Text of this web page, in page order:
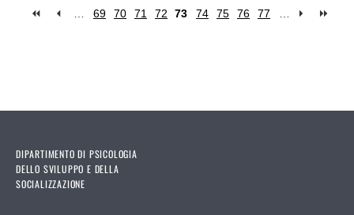
… 69 70 71 72 73 74 75 76 77 …
DIPARTIMENTO DI PSICOLOGIA
DELLO SVILUPPO E DELLA
SOCIALIZZAZIONE